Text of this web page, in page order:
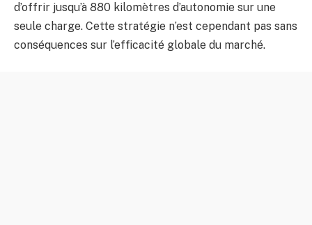
d’offrir jusqu’à 880 kilomètres d’autonomie sur une
seule charge. Cette stratégie n’est cependant pas sans
conséquences sur l’efficacité globale du marché.